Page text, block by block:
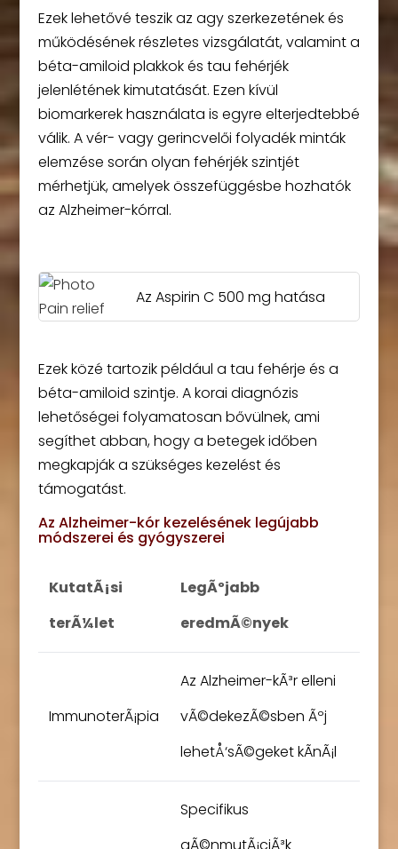
Ezek lehetővé teszik az agy szerkezetének és
működésének részletes vizsgálatát, valamint a
béta-amiloid plakkok és tau fehérjék
jelenlétének kimutatását. Ezen kívül
biomarkerek használata is egyre elterjedtebbé
válik. A vér- vagy gerincvelői folyadék minták
elemzése során olyan fehérjék szintjét
mérhetjük, amelyek összefüggésbe hozhatók
az Alzheimer-kórral.
Az Aspirin C 500 mg hatása
Ezek közé tartozik például a tau fehérje és a
béta-amiloid szintje. A korai diagnózis
lehetőségei folyamatosan bővülnek, ami
segíthet abban, hogy a betegek időben
megkapják a szükséges kezelést és
támogatást.
Az Alzheimer-kór kezelésének legújabb
módszerei és gyógyszerei
KutatÃ¡si
terÃ¼let
LegÃºjabb
eredmÃ©nyek
ImmunoterÃ¡pia
Az Alzheimer-kÃ³r elleni
vÃ©dekezÃ©sben Ãºj
lehetÅ‘sÃ©geket kÃ­nÃ¡l
Specifikus